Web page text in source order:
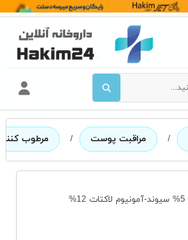
/ مراقبت پوست / مرطوب